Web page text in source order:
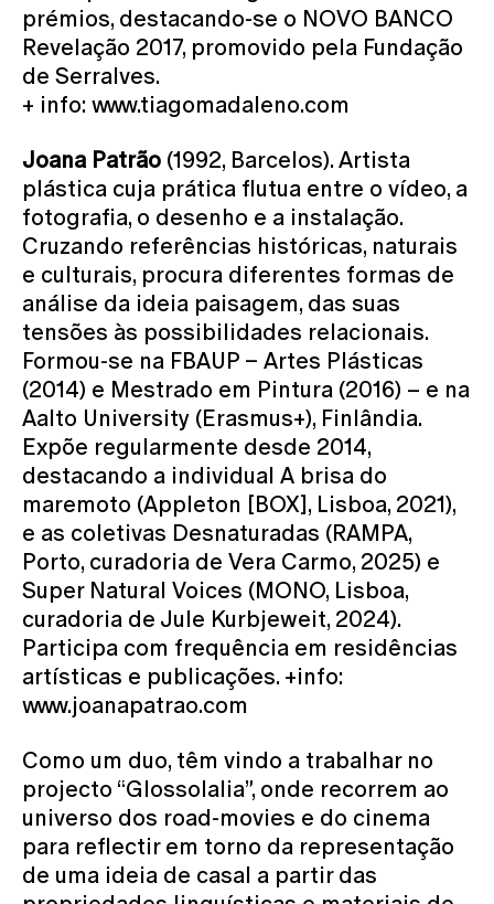
prémios, destacando-se o NOVO BANCO
Revelação 2017, promovido pela Fundação
de Serralves.
+ info: www.tiagomadaleno.com
Joana Patrão (1992, Barcelos). Artista
plástica cuja prática flutua entre o vídeo, a
fotografia, o desenho e a instalação.
Cruzando referências históricas, naturais
e culturais, procura diferentes formas de
análise da ideia paisagem, das suas
tensões às possibilidades relacionais.
Formou-se na FBAUP – Artes Plásticas
(2014) e Mestrado em Pintura (2016) – e na
Aalto University (Erasmus+), Finlândia.
Expõe regularmente desde 2014,
destacando a individual A brisa do
maremoto (Appleton [BOX], Lisboa, 2021),
e as coletivas Desnaturadas (RAMPA,
Porto, curadoria de Vera Carmo, 2025) e
Super Natural Voices (MONO, Lisboa,
curadoria de Jule Kurbjeweit, 2024).
Participa com frequência em residências
artísticas e publicações. +info:
www.joanapatrao.com
Como um duo, têm vindo a trabalhar no
projecto “Glossolalia”, onde recorrem ao
universo dos road-movies e do cinema
para reflectir em torno da representação
de uma ideia de casal a partir das